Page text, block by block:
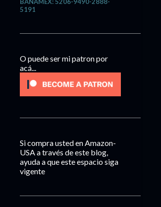
5191
O puede ser mi patron por
acá...
Si compra usted en Amazon-
USA a través de este blog,
ayuda a que este espacio siga
vigente